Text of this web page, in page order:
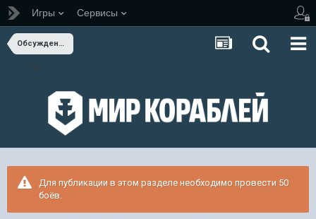
Игры Сервисы
Обсуждение Мира Кораблей
Для публикации в этом разделе необходимо провести 50
боёв.